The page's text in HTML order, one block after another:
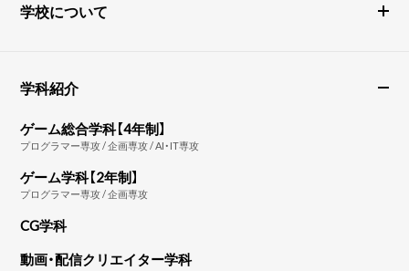
学校について
学科紹介
ゲーム総合学科【4年制】
プログラマー専攻 / 企画専攻 / AI・IT専攻
ゲーム学科【2年制】
プログラマー専攻 / 企画専攻
CG学科
動画・配信クリエイター学科